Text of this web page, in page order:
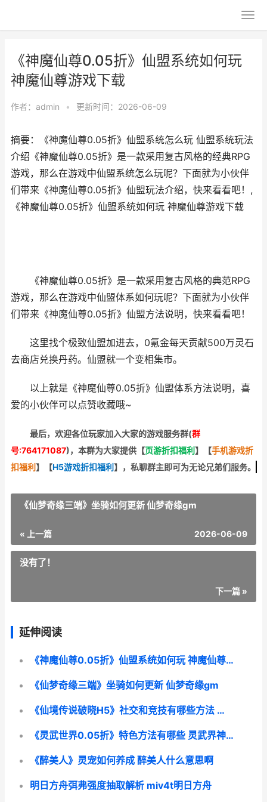
《神魔仙尊0.05折》仙盟系统如何玩
神魔仙尊游戏下载
作者： admin • 更新时间：2026-06-09
摘要：《神魔仙尊0.05折》仙盟系统怎么玩 仙盟系统玩法
介绍《神魔仙尊0.05折》是一款采用复古风格的经典RPG
游戏，那么在游戏中仙盟系统怎么玩呢？下面就为小伙伴
们带来《神魔仙尊0.05折》仙盟玩法介绍，快来看看吧！,
《神魔仙尊0.05折》仙盟系统如何玩 神魔仙尊游戏下载
《神魔仙尊0.05折》是一款采用复古风格的典范RPG
游戏，那么在游戏中仙盟体系如何玩呢？下面就为小伙伴
们带来《神魔仙尊0.05折》仙盟方法说明，快来看看吧！
这里找个极致仙盟加进去，0氪金每天贡献500万灵石
去商店兑换丹药。仙盟就一个变相集市。
以上就是《神魔仙尊0.05折》仙盟体系方法说明，喜
爱的小伙伴可以点赞收藏哦~
最后，欢迎各位玩家加入大家的游戏服务群(群
号:764171087)，本群为大家提供【页游折扣福利 】 【手机游戏折
扣福利 】 【H5游戏折扣福利 】 ，私聊群主即可为无论兄弟们服务。
《仙梦奇缘三端》坐骑如何更新 仙梦奇缘gm
« 上一篇 2026-06-09
没有了！
下一篇 »
延伸阅读
《神魔仙尊0.05折》仙盟系统如何玩 神魔仙尊游戏下载
《仙梦奇缘三端》坐骑如何更新 仙梦奇缘gm
《仙境传说破晓H5》社交和竞技有哪些方法 仙境传说超初视频
《灵武世界0.05折》特色方法有哪些 灵武界神百度百科
《醉美人》灵宠如何养成 醉美人什么意思啊
明日方舟弭弗强度抽取解析 miv4t明日方舟